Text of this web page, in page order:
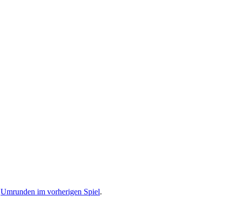
Umrunden im vorherigen Spiel.